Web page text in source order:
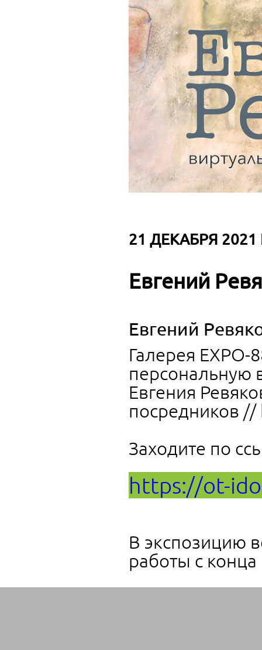
21 ДЕКАБРЯ 2021
Евгений
Евгений
Галерея
персональную
Евгения
посредников
Заходите по
https://ot-
В экспозицию
работы с